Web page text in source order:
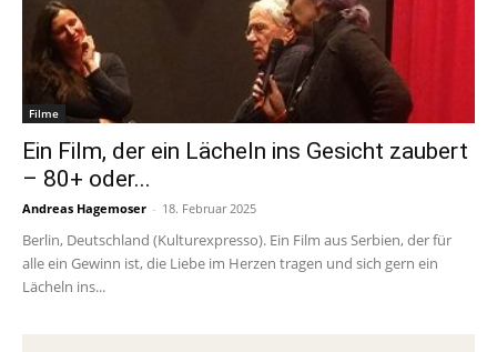
Filme
Ein Film, der ein Lächeln ins Gesicht zaubert
– 80+ oder...
Andreas Hagemoser - 18. Februar 2025
Berlin, Deutschland (Kulturexpresso). Ein Film aus Serbien, der für
alle ein Gewinn ist, die Liebe im Herzen tragen und sich gern ein
Lächeln ins...